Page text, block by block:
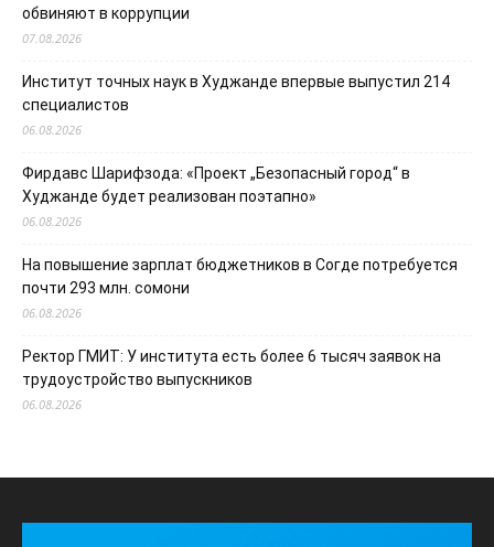
обвиняют в коррупции
07.08.2026
Институт точных наук в Худжанде впервые выпустил 214
специалистов
06.08.2026
Фирдавс Шарифзода: «Проект „Безопасный город“ в
Худжанде будет реализован поэтапно»
06.08.2026
На повышение зарплат бюджетников в Согде потребуется
почти 293 млн. сомони
06.08.2026
Ректор ГМИТ: У института есть более 6 тысяч заявок на
трудоустройство выпускников
06.08.2026